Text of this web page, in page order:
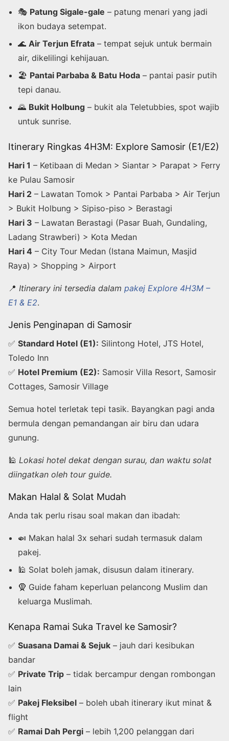
🎭 Patung Sigale-gale – patung menari yang jadi
ikon budaya setempat.
🌊Air Terjun Efrata – tempat sejuk untuk bermain
air, dikelilingi kehijauan.
🏖️ Pantai Parbaba & Batu Hoda – pantai pasir putih
tepi danau.
🌄 Bukit Holbung – bukit ala Teletubbies, spot wajib
untuk sunrise.
Itinerary Ringkas 4H3M: Explore Samosir (E1/E2)
Hari 1 – Ketibaan di Medan > Siantar > Parapat > Ferry
ke Pulau Samosir
Hari 2 – Lawatan Tomok > Pantai Parbaba > Air Terjun
> Bukit Holbung > Sipiso-piso > Berastagi
Hari 3 – Lawatan Berastagi (Pasar Buah, Gundaling,
Ladang Strawberi) > Kota Medan
Hari 4 – City Tour Medan (Istana Maimun, Masjid
Raya) > Shopping > Airport
📍 Itinerary ini tersedia dalam pakej Explore 4H3M –
E1 & E2.
Jenis Penginapan di Samosir
✅ Standard Hotel (E1): Silintong Hotel, JTS Hotel,
Toledo Inn
✅ Hotel Premium (E2): Samosir Villa Resort, Samosir
Cottages, Samosir Village
Semua hotel terletak tepi tasik. Bayangkan pagi anda
bermula dengan pemandangan air biru dan udara
gunung.
🕌 Lokasi hotel dekat dengan surau, dan waktu solat
diingatkan oleh tour guide.
Makan Halal & Solat Mudah
Anda tak perlu risau soal makan dan ibadah:
🍛 Makan halal 3x sehari sudah termasuk dalam
pakej.
🕌 Solat boleh jamak, disusun dalam itinerary.
🧕 Guide faham keperluan pelancong Muslim dan
keluarga Muslimah.
Kenapa Ramai Suka Travel ke Samosir?
✅ Suasana Damai & Sejuk – jauh dari kesibukan
bandar
✅ Private Trip – tidak bercampur dengan rombongan
lain
✅ Pakej Fleksibel – boleh ubah itinerary ikut minat &
flight
✅ Ramai Dah Pergi – lebih 1,200 pelanggan dari